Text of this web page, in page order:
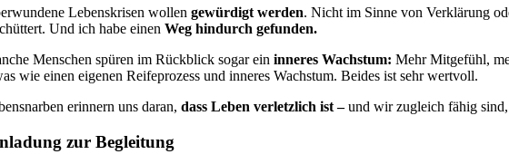
Lebenskrisen wollengewürdigt werden. Nicht im Sinne von Verklärung
Und ich habe einenWeg hindurch gefunden.
Menschen spüren im Rückblick sogar eininneres Wachstum: Mehr Mitgefühl,
wie einen eigenen Reifeprozess und inneres Wachstum. Beides ist sehr wertvoll.
erinnern uns daran, dass Leben verletzlich ist –und wir zugleich fähig sind,
zur Begleitung